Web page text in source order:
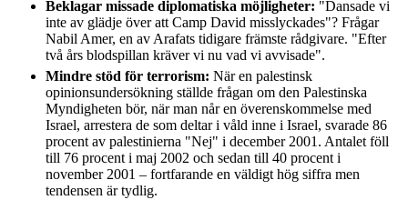
Beklagar missade diplomatiska möjligheter: "Dansade vi
inte av glädje över att Camp David misslyckades"? Frågar
Nabil Amer, en av Arafats tidigare främste rådgivare. "Efter
två års blodspillan kräver vi nu vad vi avvisade".
Mindre stöd för terrorism: När en palestinsk
opinionsundersökning ställde frågan om den Palestinska
Myndigheten bör, när man når en överenskommelse med
Israel, arrestera de som deltar i våld inne i Israel, svarade 86
procent av palestinierna "Nej" i december 2001. Antalet föll
till 76 procent i maj 2002 och sedan till 40 procent i
november 2001 – fortfarande en väldigt hög siffra men
tendensen är tydlig.